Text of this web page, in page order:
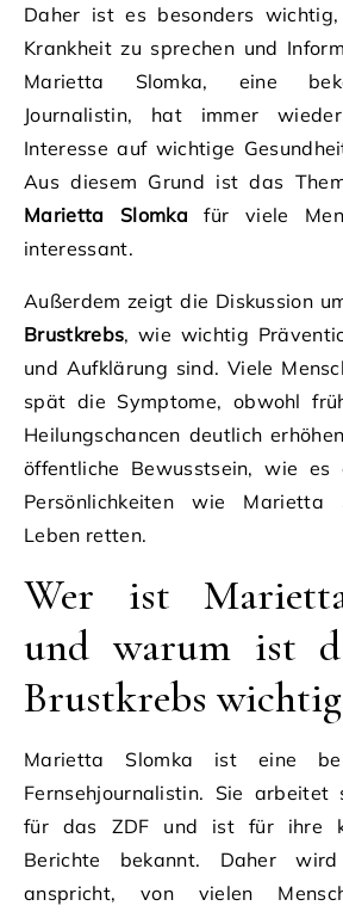
Daher ist es besonders
Krankheit zu sprechen und
Marietta Slomka, eine
Journalistin, hat immer
Interesse auf wichtige
Aus diesem Grund ist das
Marietta Slomkafür viele
interessant.
Außerdem zeigt die Diskussion
Brustkrebs, wie wichtig
und Aufklärung sind. Viele
spät die Symptome, obwohl
Heilungschancen deutlich
öffentliche Bewusstsein, wie es
Persönlichkeiten wie Marietta
Leben retten.
Wer ist
und warum ist
Brustkrebs
Marietta Slomka ist eine
Fernsehjournalistin. Sie arbeitet
für das ZDF und ist für ihre
Berichte bekannt. Daher
anspricht, von vielen